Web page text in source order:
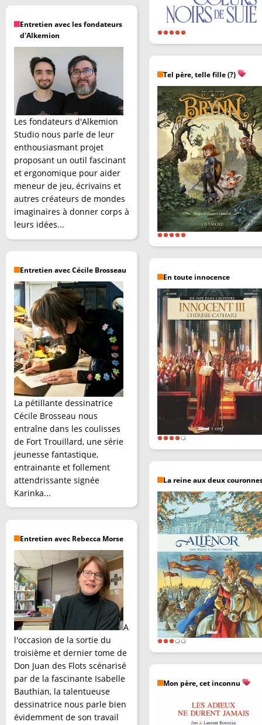
Entretien avec les fondateurs
d'Alkemion
Les fondateurs d'Alkemion
Studio nous parle de leur
enthousiasmant projet
proposant un outil fascinant
et ergonomique pour aider
meneur de jeu, écrivains et
autres créateurs de mondes
imaginaires à donner corps à
leurs idées...
Entretien avec Cécile Brosseau
La pétillante dessinatrice
Cécile Brosseau nous
entraîne dans les coulisses
de Fort Trouillard, une série
jeunesse fantastique,
entrainante et follement
attendrissante signée
Karinka...
Entretien avec Rebecca Morse
A
l'occasion de la sortie du
troisième et dernier tome de
Don Juan des Flots scénarisé
par de la fascinante Isabelle
Bauthian, la talentueuse
dessinatrice nous parle bien
évidemment de son travail
Tel père, telle fille (?)
En toute innocence
La reine aux deux
Mon père, cet inconnu